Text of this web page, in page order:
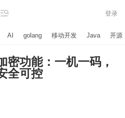
 登录
AI golang 移动开发 Java 开源
密功能：一机一码，
全可控